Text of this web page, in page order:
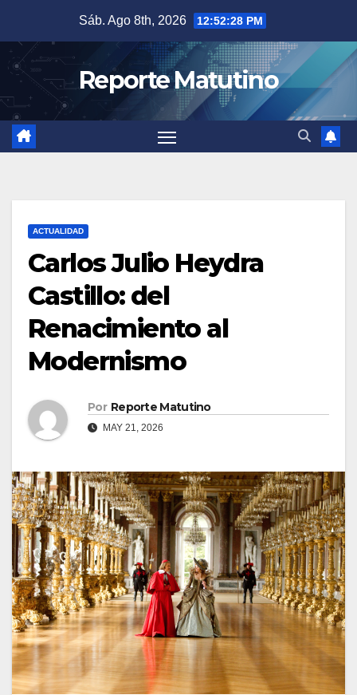
contenido
Sáb. Ago 8th, 2026 12:52:30 PM
Reporte Matutino
ACTUALIDAD
Carlos Julio Heydra
Castillo: del
Renacimiento al
Modernismo
Por Reporte Matutino
MAY 21, 2026